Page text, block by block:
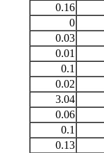
0.16
0
0.03
0.01
0.1
0.02
3.04
0.06
0.1
0.13